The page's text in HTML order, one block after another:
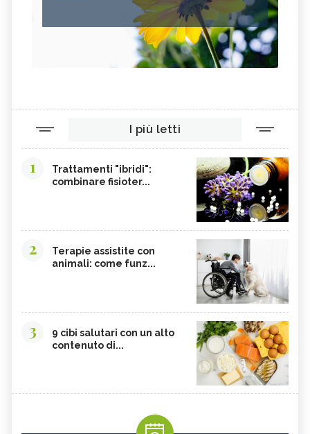
I più letti
1
Trattamenti "ibridi":
combinare fisioter...
2
Terapie assistite con
animali: come funz...
3
9 cibi salutari con un alto
contenuto di...